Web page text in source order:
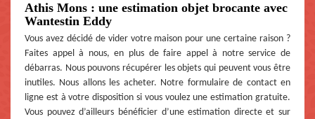
Athis Mons : une estimation objet brocante avec
Wantestin Eddy
Vous avez décidé de vider votre maison pour une certaine raison ?
Faites appel à nous, en plus de faire appel à notre service de
débarras. Nous pouvons récupérer les objets qui peuvent vous être
inutiles. Nous allons les acheter. Notre formulaire de contact en
ligne est à votre disposition si vous voulez une estimation gratuite.
Vous pouvez d’ailleurs bénéficier d’une estimation directe et sur